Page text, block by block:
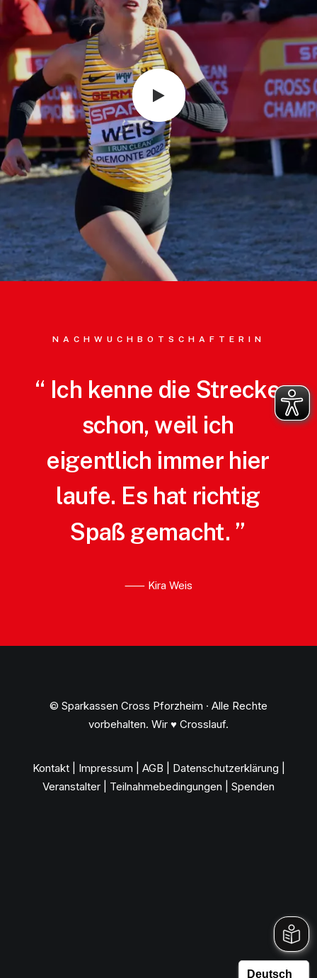
NACHWUCHBOTSCHAFTERIN
“ Ich kenne die Strecke
schon, weil ich
eigentlich immer hier
laufe. Es hat richtig
Spaß gemacht. ”
⸺ Kira Weis
© Sparkassen Cross Pforzheim · Alle Rechte
vorbehalten. Wir ♥ Crosslauf.
Kontakt| Impressum AGB Datenschutzerklärung
Veranstalter
Teilnahmebedingungen Spenden